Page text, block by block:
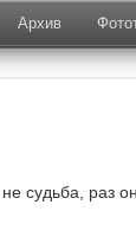
Архив
судьба, раз